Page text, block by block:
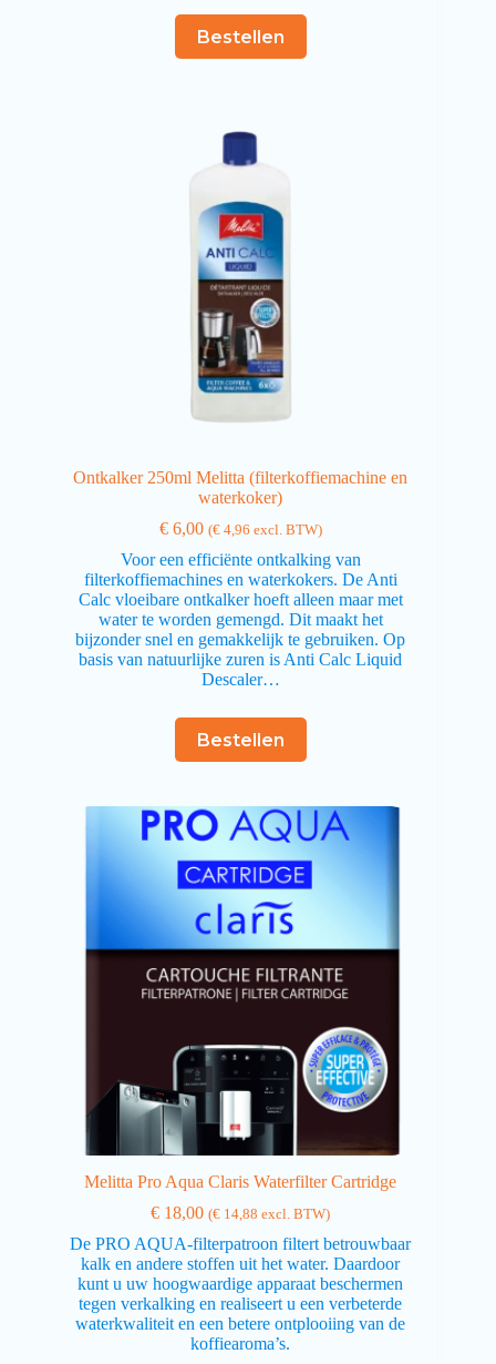
Bestellen
Ontkalker 250ml Melitta (filterkoffiemachine en
waterkoker)
€6,00 (€4,96 excl. BTW)
Voor een efficiënte ontkalking van
filterkoffiemachines en waterkokers. De Anti
Calc vloeibare ontkalker hoeft alleen maar met
water te worden gemengd. Dit maakt het
bijzonder snel en gemakkelijk te gebruiken. Op
basis van natuurlijke zuren is Anti Calc Liquid
Descaler…
Bestellen
Melitta Pro Aqua Claris Waterfilter Cartridge
€ 18,00 (€ 14,88 excl. BTW)
De PRO AQUA-filterpatroon filtert betrouwbaar
kalk en andere stoffen uit het water. Daardoor
kunt u uw hoogwaardige apparaat beschermen
tegen verkalking en realiseert u een verbeterde
waterkwaliteit en een betere ontplooiing van de
koffiearoma’s.